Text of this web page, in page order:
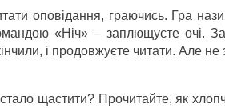
оповідання, граючись. Гра
«Ніч» – заплющуєте очі.
і продовжуєте читати. Але
щастити? Прочитайте, як